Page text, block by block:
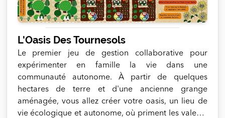
L'Oasis Des Tournesols
Le premier jeu de gestion collaborative pour
expérimenter en famille la vie dans une
communauté autonome. À partir de quelques
hectares de terre et d'une ancienne grange
aménagée, vous allez créer votre oasis, un lieu de
vie écologique et autonome, où priment les valeurs